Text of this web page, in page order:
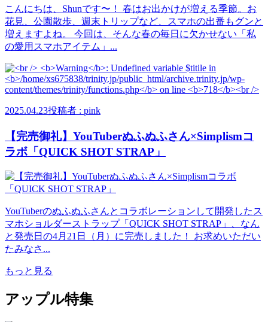
こんにちは、Shunです〜！ 春はお出かけが増える季節。お
花見、公園散歩、週末トリップなど、スマホの出番もグンと
増えますよね。 今回は、そんな春の毎日に欠かせない「私
の愛用スマホアイテム」...
2025.04.23投稿者 : pink
【完売御礼】YouTuberぬふぬふさん×Simplismコ
ラボ「QUICK SHOT STRAP」
YouTuberのぬふぬふさんとコラボレーションして開発したス
マホショルダーストラップ「QUICK SHOT STRAP」、なん
と発売日の4月21日（月）に完売しました！ お求めいただい
たみなさ...
もっと見る
アップル特集